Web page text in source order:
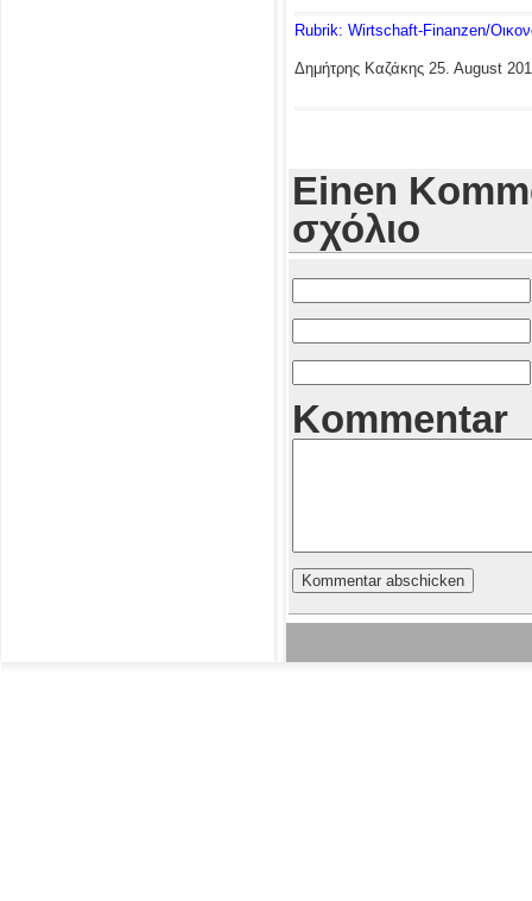
Rubrik: Wirtschaft-Finanzen/
Δημήτρης Καζάκης 25. August
Einen
σχόλιο
Kommentar